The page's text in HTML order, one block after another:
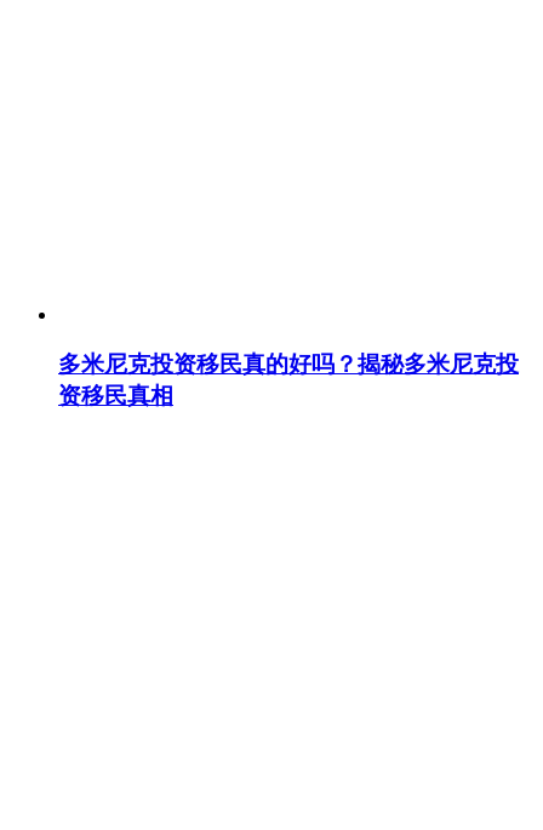
多米尼克投资移民真的好吗？揭秘多米尼克投
资移民真相